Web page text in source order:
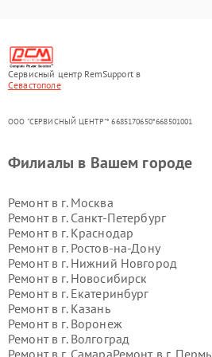
Сервисный центр RemSupport в
Севастополе
ООО "СЕРВИСНЫЙ ЦЕНТР"* 6685170650*668501001
Филиалы в Вашем городе
Ремонт в г. Москва
Ремонт в г. Санкт-Петербург
Ремонт в г. Краснодар
Ремонт в г. Ростов-на-Дону
Ремонт в г. Нижний Новгород
Ремонт в г. Новосибирск
Ремонт в г. Екатеринбург
Ремонт в г. Казань
Ремонт в г. Воронеж
Ремонт в г. Волгоград
Ремонт в г. СамараРемонт в г. Пермь